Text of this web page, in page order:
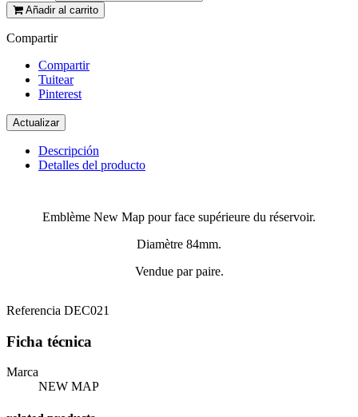
Añadir al carrito
Compartir
Compartir
Tuitear
Pinterest
Descripción
Detalles del producto
Emblème New Map pour face supérieure du réservoir.
Diamètre 84mm.
Vendue par paire.
Referencia DEC021
Ficha técnica
Marca
NEW MAP